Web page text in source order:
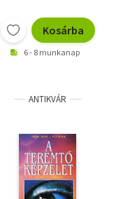
Kosárba
6 - 8 munkanap
ANTIKVÁR